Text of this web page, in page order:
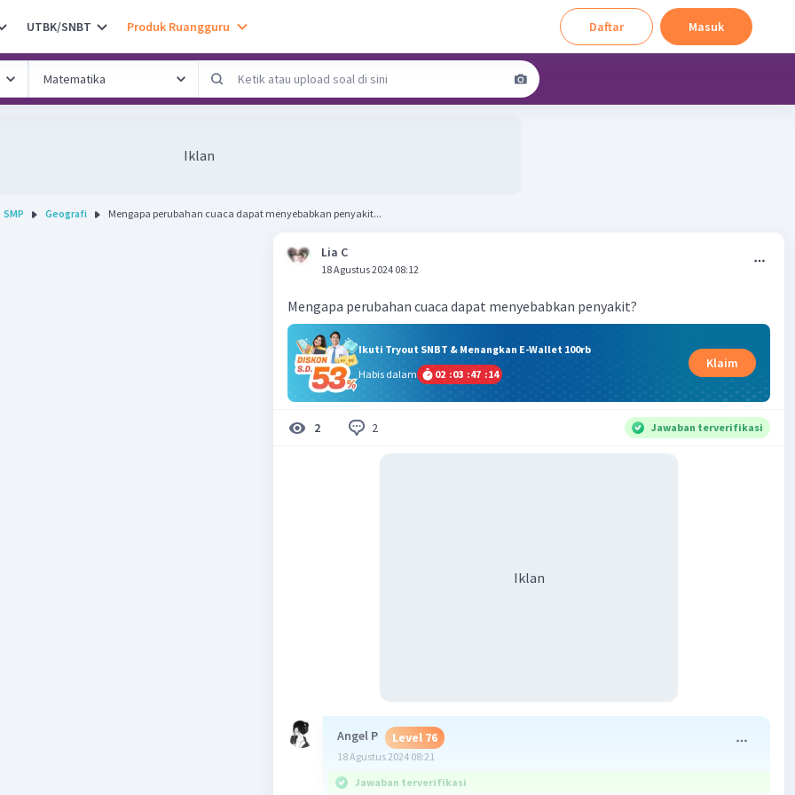
UTBK/SNBT Produk Ruangguru Daftar Masuk
Iklan
SMP Geografi Mengapa perubahan cuaca dapat menyebabkan penyakit...
Lia C
18 Agustus 2024 08:12
Mengapa perubahan cuaca dapat menyebabkan penyakit?
Ikuti Tryout SNBT & Menangkan E-Wallet 100rb
Habis dalam
02 :03 :47 :13
Klaim
2 2 Jawaban terverifikasi
Iklan
Angel P Level 76
18 Agustus 2024 08:21
Jawaban terverifikasi